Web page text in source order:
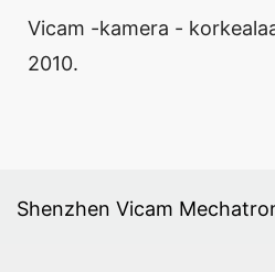
Vicam -kamera -
2010.
Shenzhen Vicam